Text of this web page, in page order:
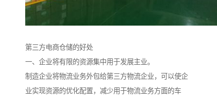
第三方电商仓储的好处
一、企业将有限的资源集中用于发展主业。
制造企业将物流业务外包给第三方物流企业，可以使企
业实现资源的优化配置，减少用于物流业务方面的车